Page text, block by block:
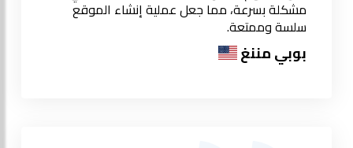
مشكلة بسرعة، مما جعل عملية إنشاء الموقع
سلسة وممتعة.
بوبي مننغ